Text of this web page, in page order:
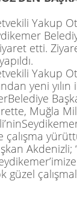
Yakup
etti.
Yakup
yeni yılın
Belediye
Muğla
çalışma
Akdenizli;
güzel